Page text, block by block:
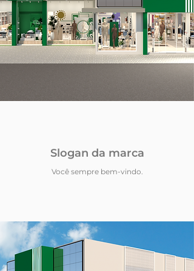
Slogan da marca
Você sempre bem-vindo.